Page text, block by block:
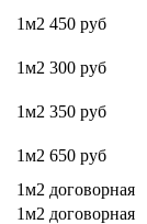
1м2 450 руб
1м2 300 руб
1м2 350 руб
1м2 650 руб
1м2 договорная
1м2 договорная